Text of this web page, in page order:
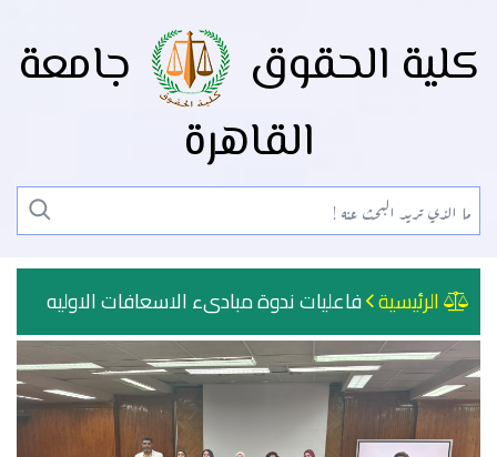
كلية الحقوق
جامعة
القاهرة
الرئيسية فاعليات ندوة مبادىء الاسعافات الاوليه